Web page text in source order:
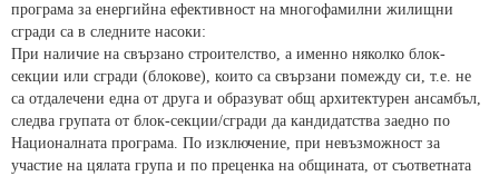
програма за енергийна ефективност на многофамилни жилищни
сгради са в следните насоки:
При наличие на свързано строителство, а именно няколко блок-
секции или сгради (блокове), които са свързани помежду си, т.е. не
са отдалечени една от друга и образуват общ архитектурен ансамбъл,
следва групата от блок-секции/сгради да кандидатства заедно по
Националната програма. По изключение, при невъзможност за
участие на цялата група и по преценка на общината, от съответната